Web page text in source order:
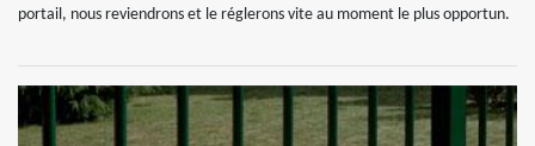
portail, nous reviendrons et le réglerons vite au moment le plus opportun.